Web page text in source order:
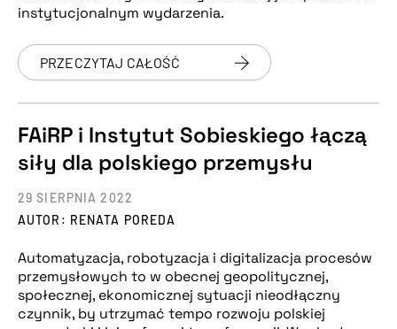
instytucjonalnym wydarzenia.
PRZECZYTAJ CAŁOŚĆ
FAiRP i Instytut Sobieskiego łączą
siły dla polskiego przemysłu
AUTOR: RENATA POREDA
29 SIERPNIA 2022
Automatyzacja, robotyzacja i digitalizacja procesów
przemysłowych to w obecnej geopolitycznej,
społecznej, ekonomicznej sytuacji nieodłączny
czynnik, by utrzymać tempo rozwoju polskiej